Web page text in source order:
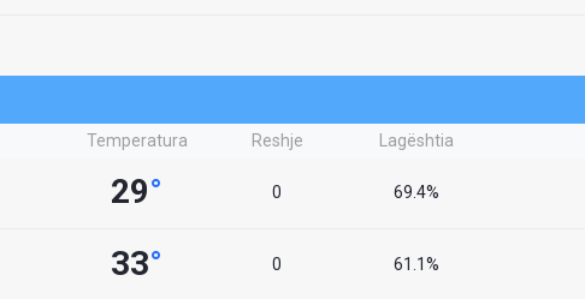
Temperatura Reshje Lagështia
29° 0 69.4%
33° 0 61.1%